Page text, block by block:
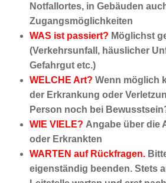
Notfallortes, in Gebäuden
Zugangsmöglichkeiten
WAS ist passiert? Möglichst
(Verkehrsunfall, häuslicher
Gefahrgut etc.)
WELCHE Art? Wenn möglich
der Erkrankung oder
Person noch bei
WIE VIELE? Angabe über die
oder Erkrankten
WARTEN auf Rückfragen.
eigenständig beenden. Stets